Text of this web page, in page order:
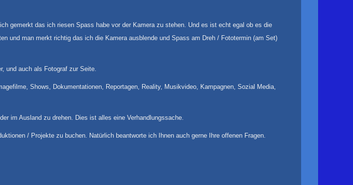
gemerkt das ich riesen Spass habe vor der Kamera zu stehen. Und es ist echt egal ob es die
und man merkt richtig das ich die Kamera ausblende und Spass am Dreh / Fototermin (am Set)
und auch als Fotograf zur Seite.
Shows, Dokumentationen, Reportagen, Reality, Musikvideo, Kampagnen, Sozial Media,
im Ausland zu drehen. Dies ist alles eine Verhandlungssache.
/ Projekte zu buchen. Natürlich beantworte ich Ihnen auch gerne Ihre offenen Fragen.